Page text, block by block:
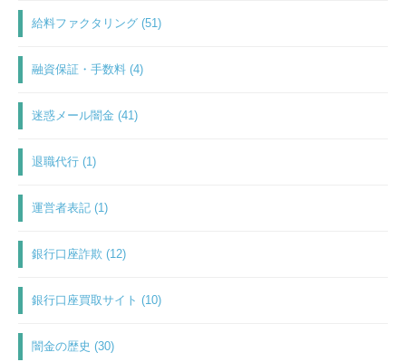
給料ファクタリング (51)
融資保証・手数料 (4)
迷惑メール闇金 (41)
退職代行 (1)
運営者表記 (1)
銀行口座詐欺 (12)
銀行口座買取サイト (10)
闇金の歴史 (30)